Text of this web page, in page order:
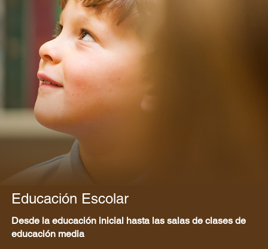
Educación Escolar
Desde la educación inicial hasta las salas de clases de
educación media